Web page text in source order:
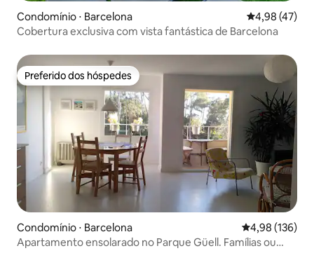
Condomínio ⋅ Barcelona 4,98 de uma
4,98 (47)
Cobertura exclusiva com vista fantástica de Barcelona
Preferido dos hóspedes
Preferido dos hóspedes
Condomínio ⋅ Barcelona 4,98 de uma
4,98 (136)
Apartamento ensolarado no Parque Güell. Famílias ou